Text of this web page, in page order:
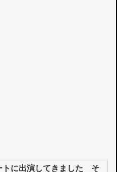
トに出演してきました そ